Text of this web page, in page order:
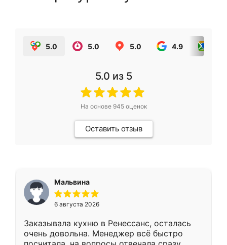
5.0 5.0 5.0 4.9
5.0 из 5
На основе 945оценок
Оставить отзыв
Мальвина
6 августа 2026
Заказывала кухню в Ренессанс, осталась
очень довольна. Менеджер всё быстро